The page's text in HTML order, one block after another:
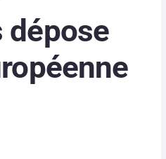
dépose